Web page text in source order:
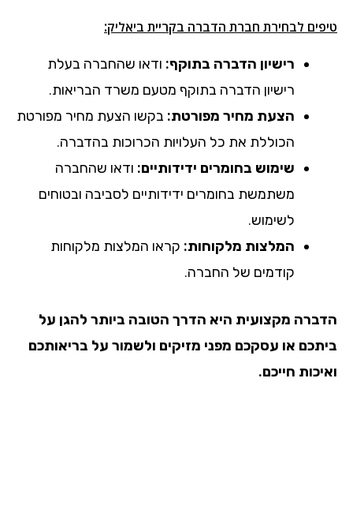
טיפים לבחירת חברת הדברה בקריית ביאליק:
רישיון הדברה בתוקף: ודאו שהחברה בעלת
רישיון הדברה בתוקף מטעם משרד הבריאות.
הצעת מחיר מפורטת: בקשו הצעת מחיר מפורטת
הכוללת את כל העלויות הכרוכות בהדברה.
שימוש בחומרים ידידותיים: ודאו שהחברה
משתמשת בחומרים ידידותיים לסביבה ובטוחים
לשימוש.
המלצות מלקוחות: קראו המלצות מלקוחות
קודמים של החברה.
הדברה מקצועית היא הדרך הטובה ביותר להגן על
ביתכם או עסקכם מפני מזיקים ולשמור על בריאותכם
ואיכות חייכם.